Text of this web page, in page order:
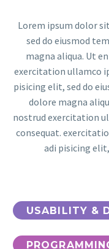
Lorem ipsum dolor
sed do eiusmod
magna aliqua. Ut
exercitation ullamco
pisicing elit, sed do
dolore magna
nostrud exercitation
consequat.
adi pisicing
USABILITY &